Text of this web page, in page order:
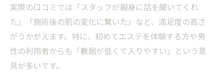
実際の口コミでは「スタッフが親身に話を聞いてくれ
た」「施術後の肌の変化に驚いた」など、満足度の高さ
がうかがえます。特に、初めてエステを体験する方や男
性の利用者からも「敷居が低くて入りやすい」という意
見が多いです。